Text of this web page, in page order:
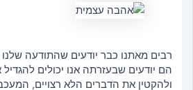
רבים מאתנו כבר יודעים שהתודעה
הם יודעים שבעזרתה אנו יכולים להגדיל
ולהקטין את הדברים הלא רצויים,